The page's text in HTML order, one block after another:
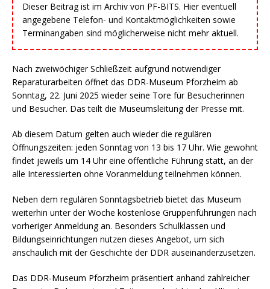
Dieser Beitrag ist im Archiv von PF-BITS. Hier eventuell
angegebene Telefon- und Kontaktmöglichkeiten sowie
Terminangaben sind möglicherweise nicht mehr aktuell.
Nach zweiwöchiger Schließzeit aufgrund notwendiger
Reparaturarbeiten öffnet das DDR-Museum Pforzheim ab
Sonntag, 22. Juni 2025 wieder seine Tore für Besucherinnen
und Besucher. Das teilt die Museumsleitung der Presse mit.
Ab diesem Datum gelten auch wieder die regulären
Öffnungszeiten: jeden Sonntag von 13 bis 17 Uhr. Wie gewohnt
findet jeweils um 14 Uhr eine öffentliche Führung statt, an der
alle Interessierten ohne Voranmeldung teilnehmen können.
Neben dem regulären Sonntagsbetrieb bietet das Museum
weiterhin unter der Woche kostenlose Gruppenführungen nach
vorheriger Anmeldung an. Besonders Schulklassen und
Bildungseinrichtungen nutzen dieses Angebot, um sich
anschaulich mit der Geschichte der DDR auseinanderzusetzen.
Das DDR-Museum Pforzheim präsentiert anhand zahlreicher